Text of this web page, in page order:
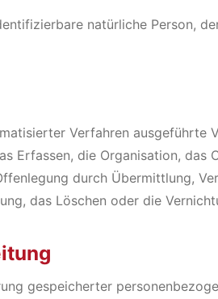
natürliche Person,
Verfahren ausgeführte
Erfassen, die Organisation,
durch Übermittlung,
das Löschen oder die
gespeicherter